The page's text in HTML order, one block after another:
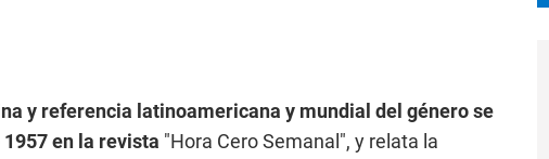
y referencia latinoamericana y mundial del género se
en la revista "Hora Cero Semanal", y relata la